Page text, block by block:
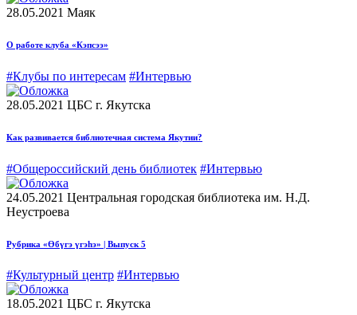
28.05.2021 Маяк
О работе клуба «Кэпсээ»
#Клубы по интересам #Интервью
28.05.2021 ЦБС г. Якутска
Как развивается библиотечная система Якутии?
#Общероссийский день библиотек #Интервью
24.05.2021 Центральная городская библиотека им. Н.Д.
Неустроева
Рубрика «Өбүгэ үгэһэ» | Выпуск 5
#Культурный центр #Интервью
18.05.2021 ЦБС г. Якутска